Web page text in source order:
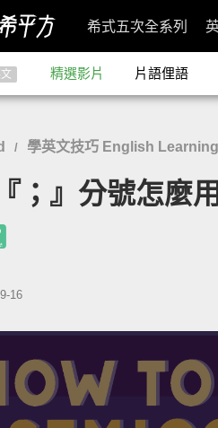
希式五次全系列
精選影片 片語俚語
/ 學英文技巧 English
『；』分號怎
16